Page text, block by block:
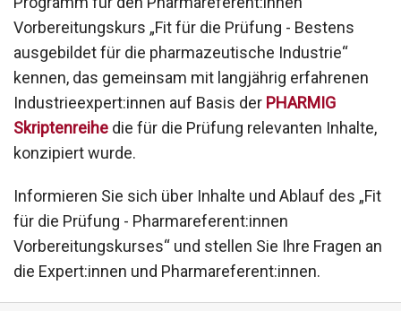
Vorbereitungskurs „Fit für die Prüfung - Bestens
ausgebildet für die pharmazeutische Industrie“
kennen, das gemeinsam mit langjährig erfahrenen
Industrieexpert:innen auf Basis der PHARMIG
Skriptenreihe die für die Prüfung relevanten Inhalte,
konzipiert wurde.
Informieren Sie sich über Inhalte und Ablauf des „Fit
für die Prüfung - Pharmareferent:innen
Vorbereitungskurses“ und stellen Sie Ihre Fragen an
die Expert:innen und Pharmareferent:innen.